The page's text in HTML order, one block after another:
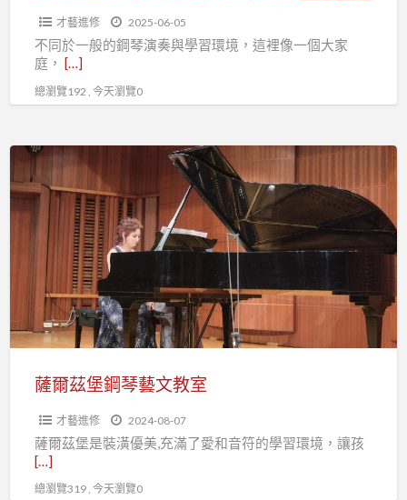
啟
靈
鑰
匙，
生
命
光。
才藝進修 2025-06-05
不同於一般的鋼琴演奏與學習環境，這裡像一個大家
庭， […]
總瀏覽192 , 今天瀏覽0
薩
爾
茲
文
教
薩爾茲堡鋼琴藝文教室
才藝進修 2024-08-07
薩爾茲堡是裝潢優美,充滿了愛和音符的學習環境，讓孩
[…]
總瀏覽319 , 今天瀏覽0